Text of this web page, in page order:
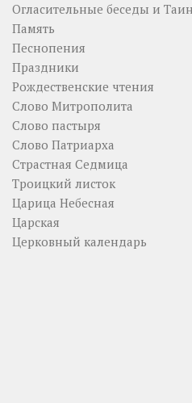
Огласительные беседы и
Память
Песнопения
Праздники
Рождественские чтения
Слово Митрополита
Слово пастыря
Слово Патриарха
Страстная Седмица
Троицкий листок
Царица Небесная
Царская
Церковный календарь